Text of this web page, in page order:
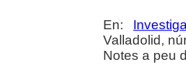
En:
Valladolid,
Notes a peu